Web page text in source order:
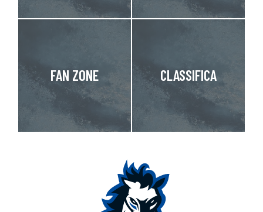
FAN ZONE CLASSIFICA